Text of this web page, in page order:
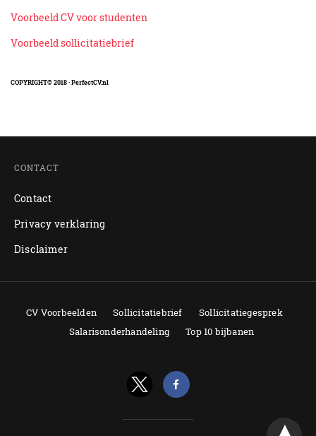
Voorbeeld CV voor studenten
Voorbeeld sollicitatiebrief
COPYRIGHT© 2018 · PerfectCV.nl
CONTACT
Contact
Privacy verklaring
Disclaimer
CV Voorbeelden Sollicitatiebrief
Sollicitatiegesprek
Salarisonderhandeling
Top 10 bijbanen